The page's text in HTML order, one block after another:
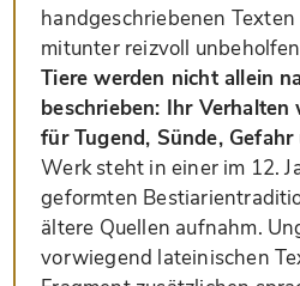
handgeschriebenen
mitunter reizvoll
Tiere werden nicht allein
beschrieben: Ihr
für Tugend, Sünde,
Werk steht in einer im 12.
geformten
ältere Quellen aufnahm.
vorwiegend lateinischen